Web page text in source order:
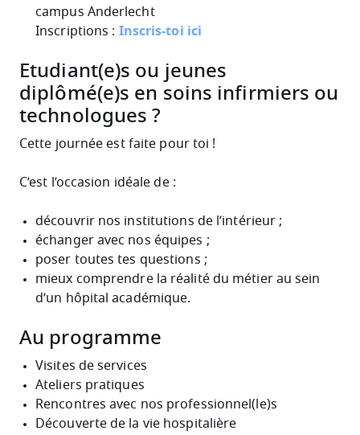
campus Anderlecht
Inscriptions : Inscris-toi ici
Etudiant(e)s ou jeunes
diplômé(e)s en soins infirmiers ou
technologues ?
Cette journée est faite pour toi !
C’est l’occasion idéale de :
découvrir nos institutions de l’intérieur ;
échanger avec nos équipes ;
poser toutes tes questions ;
mieux comprendre la réalité du métier au sein
d’un hôpital académique.
Au programme
Visites de services
Ateliers pratiques
Rencontres avec nos professionnel(le)s
Découverte de la vie hospitalière